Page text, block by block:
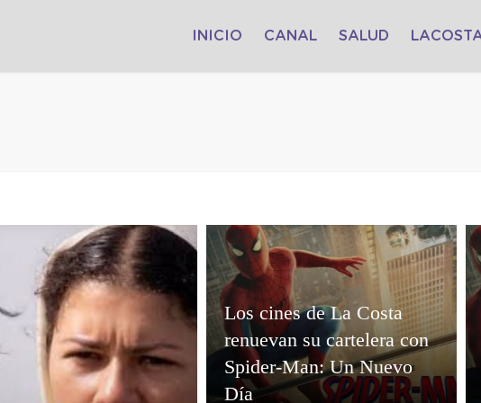
INICIO CANAL SALUD
Los cines de La Costa
renuevan su cartelera con
Spider-Man: Un Nuevo
Día